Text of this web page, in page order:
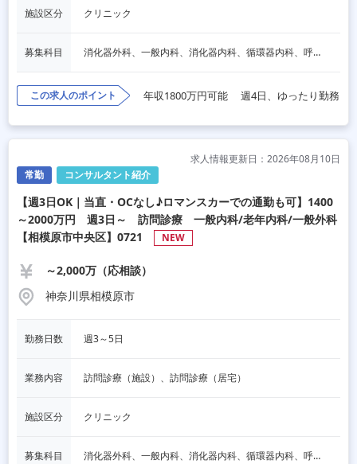
施設区分 クリニック
募集科目 消化器外科、一般内科、消化器内科、循環器内科、呼吸器内科、血液内科、脳神経内科、内分泌内科、老人内科、一般外科、その他
この求人のポイント 年収1800万円可能 週4日、ゆったり勤務
常勤 コンサルタント紹介
求人情報更新日：2026年08月10日
【週3日OK｜当直・OCなし♪ロマンスカーでの通勤も可】1400
～2000万円 週3日～ 訪問診療 一般内科/老年内科/一般外科
【相模原市中央区】0721
NEW
～2,000万（応相談）
神奈川県相模原市
勤務日数 週3～5日
業務内容 訪問診療（施設）、訪問診療（居宅）
施設区分 クリニック
募集科目 消化器外科、一般内科、消化器内科、循環器内科、呼吸器内科、血液内科、脳神経内科、内分泌内科、老人内科、一般外科、心臓外科、呼吸器外科、脳神経外科、形成外科、リハビリテーション科、泌尿器科、麻酔科、その他